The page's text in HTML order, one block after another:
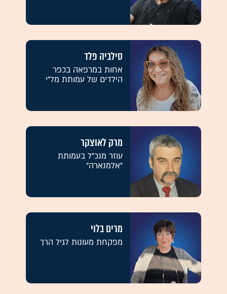
סילביה פלד
אחות במרפאה בכפר
הילדים של עמותת מל"י
מרק לאוצקר
עוזר מנכ"ל בעמותת
"אלמנארה"
מרים בלוי
מפקחת מעונות לגיל הרך